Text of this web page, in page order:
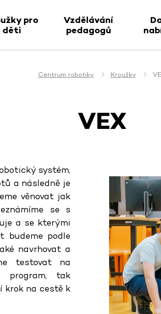
pro
děti
Vzdělávání
pedagogů
Centrum robotiky Kroužky
VEX
systém,
a následně je
věnovat jak
se s
a se kterými
budeme podle
navrhovat a
testovat na
program, tak
krok na cestě k